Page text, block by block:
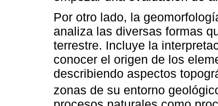
Por otro lado, la
analiza las diversas formas
terrestre. Incluye la
conocer el origen de los
describiendo aspectos
zonas de su entorno